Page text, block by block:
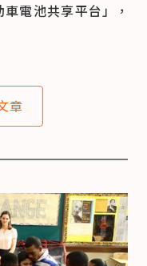
電池共享平台」，
章